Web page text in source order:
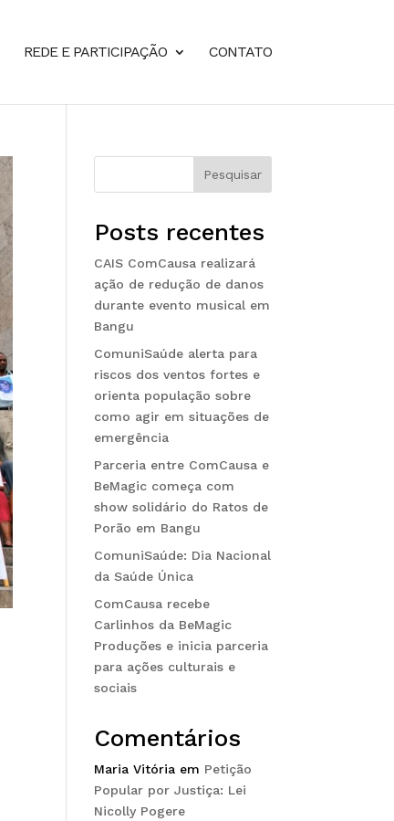
REDE E PARTICIPAÇÃO CONTATO
Pesquisar
Posts recentes
CAIS ComCausa realizará
ação de redução de danos
durante evento musical em
Bangu
ComuniSaúde alerta para
riscos dos ventos fortes e
orienta população sobre
como agir em situações de
emergência
Parceria entre ComCausa e
BeMagic começa com
show solidário do Ratos de
Porão em Bangu
ComuniSaúde: Dia Nacional
da Saúde Única
ComCausa recebe
Carlinhos da BeMagic
Produções e inicia parceria
para ações culturais e
sociais
Comentários
Maria Vitória em Petição
Popular por Justiça: Lei
Nicolly Pogere